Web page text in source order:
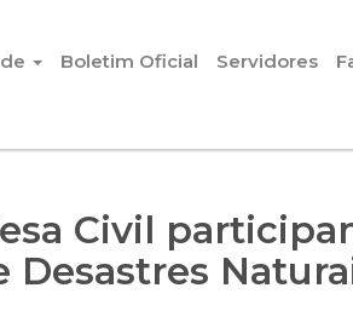
Boletim Oficial Servidores
Civil
Desastres